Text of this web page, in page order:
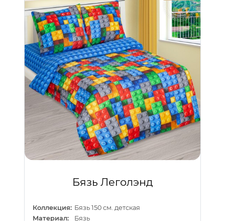
Бязь Леголэнд
Коллекция: Бязь 150 см. детская
Материал:
Бязь